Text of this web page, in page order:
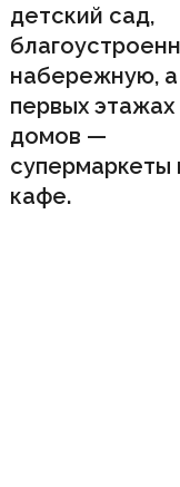
детский сад,
набережную,
первых этажах
домов —
супермаркеты
кафе.